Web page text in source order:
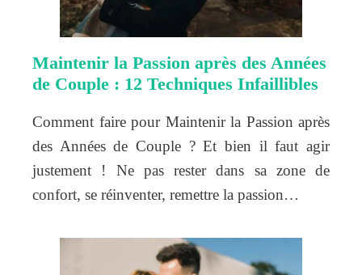
Maintenir la Passion après des Années
de Couple : 12 Techniques Infaillibles
Comment faire pour Maintenir la Passion après
des Années de Couple ? Et bien il faut agir
justement ! Ne pas rester dans sa zone de
confort, se réinventer, remettre la passion…